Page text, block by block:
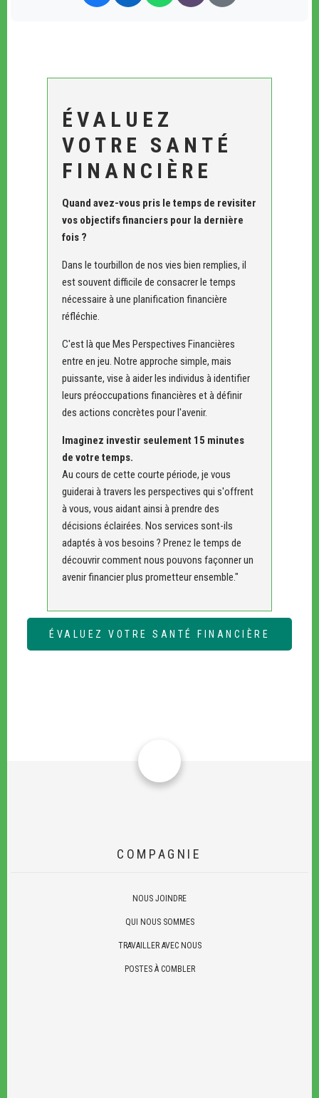
ÉVALUEZ
VOTRE SANTÉ
FINANCIÈRE
Quand avez-vous pris le temps de revisiter
vos objectifs financiers pour la dernière
fois ?
Dans le tourbillon de nos vies bien remplies, il
est souvent difficile de consacrer le temps
nécessaire à une planification financière
réfléchie.
C'est là que Mes Perspectives Financières
entre en jeu. Notre approche simple, mais
puissante, vise à aider les individus à identifier
leurs préoccupations financières et à définir
des actions concrètes pour l'avenir.
Imaginez investir seulement 15 minutes
de votre temps.
Au cours de cette courte période, je vous
guiderai à travers les perspectives qui s'offrent
à vous, vous aidant ainsi à prendre des
décisions éclairées. Nos services sont-ils
adaptés à vos besoins ? Prenez le temps de
découvrir comment nous pouvons façonner un
avenir financier plus prometteur ensemble."
ÉVALUEZ VOTRE SANTÉ FINANCIÈRE
COMPAGNIE
NOUS JOINDRE
QUI NOUS SOMMES
TRAVAILLER AVEC NOUS
POSTES À COMBLER